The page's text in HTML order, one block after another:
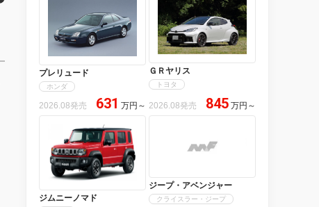
プレリュード
ホンダ
2026.08発売 631 万円 ～
ＧＲヤリス
トヨタ
2026.08発売 845 万円 ～
ジムニーノマド
ジープ・アベンジャー
クライスラー・ジープ